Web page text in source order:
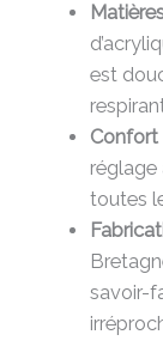
est
Confort
réglage
toutes
savoir-